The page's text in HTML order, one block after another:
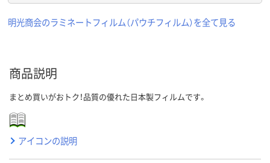
明光商会のラミネートフィルム（パウチフィルム）を全て見る
商品説明
まとめ買いがおトク！品質の優れた日本製フィルムです。
アイコンの説明